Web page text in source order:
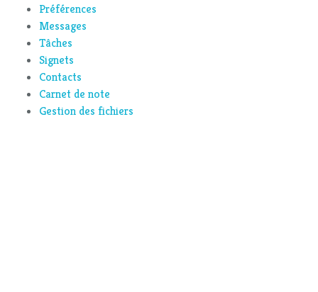
Préférences
Messages
Tâches
Signets
Contacts
Carnet de note
Gestion des fichiers